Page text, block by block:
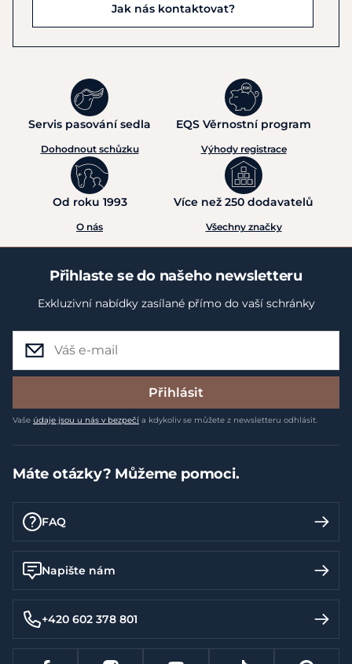
Jak nás kontaktovat?
Servis pasování sedla
Dohodnout schůzku
EQS Věrnostní program
Výhody registrace
Od roku 1993
O nás
Více než 250 dodavatelů
Všechny značky
Přihlaste se do našeho newsletteru
Exkluzivní nabídky zasílané přímo do vaší schránky
Přihlásit
Vaše údaje jsou u nás v bezpečí a kdykoliv se můžete z newsletteru odhlásit.
Máte otázky? Můžeme pomoci.
FAQ
Napište nám
+420 602 378 801